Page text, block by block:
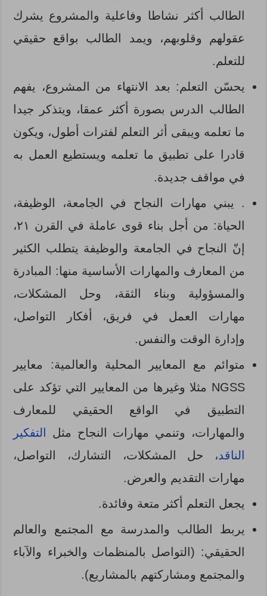
الطالب أكثر نشاطا وفاعلية والمشروع يشرك
عقولهم وقلوبهم، ويمد الطالب بواقع حقيقي
للتعلم.
يحسّن التعلم: بعد الانتهاء من المشروع، يفهم
الطالب الدرس بصورة أكثر عمقا، ويتذكر جيدا
ما تعلمه ويبقى أثر التعلم لفترات أطول، ويكون
قادرا على تطبيق ما تعلمه ويستطيع العمل به
في مواقف جديدة.
. يبني مهارات النجاح في الجامعة، الوظيفة،
الحياة: من أجل بناء قوى عاملة في القرن ۲۱،
إنّ النجاح في الجامعة والوظيفة يتطلب الكثير
من المعارف والمهارات الأساسية منها: المبادرة
والمسؤولية وبناء الثقة، وحل المشكلات،
مهارات العمل في فريق، أفكار التواصل،
وإدارة الوقت والنفس.
متوائم مع المعايير المحلية والعالمية: معايير
NGSS مثلا وغيرها من المعايير التي تؤكد على
التطبيق في الواقع الحقيقي للمعارف
والمهارات، وتنمي مهارات النجاح مثل
التفكير
الناقد، حل المشكلات، التشارك، التواصل،
مهارات التقديم والعرض.
يجعل التعلم أكثر متعة وفائدة.
يربط الطالب والمدرسة مع المجتمع والعالم
الحقيقي: (التواصل بالمنظمات والخبراء والآباء
والمجتمع ومشاركتهم بالمشاريع).